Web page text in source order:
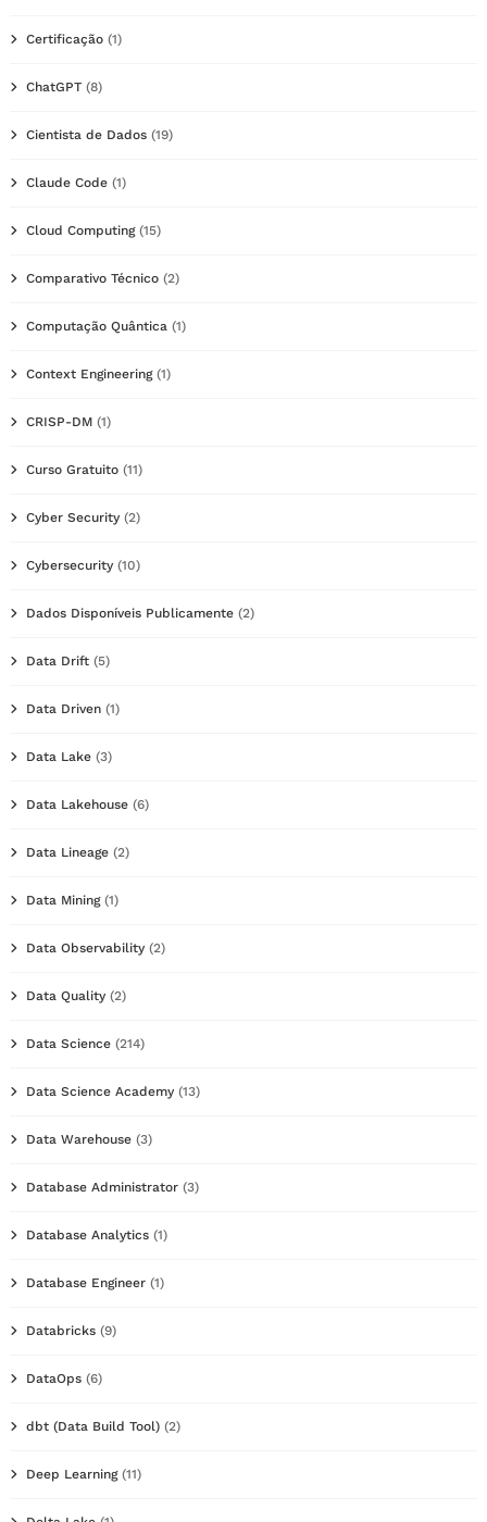
Certificação (1)
ChatGPT (8)
Cientista de Dados (19)
Claude Code (1)
Cloud Computing(15)
Comparativo Técnico (2)
Computação Quântica (1)
Context Engineering(1)
CRISP-DM (1)
Curso Gratuito (11)
Cyber Security (2)
Cybersecurity (10)
Dados Disponíveis Publicamente (2)
Data Drift (5)
Data Driven (1)
Data Lake (3)
Data Lakehouse (6)
Data Lineage (2)
Data Mining(1)
Data Observability (2)
Data Quality (2)
Data Science (214)
Data Science Academy (13)
Data Warehouse (3)
Database Administrator (3)
Database Analytics (1)
Database Engineer (1)
Databricks (9)
DataOps (6)
dbt (Data Build Tool) (2)
Deep Learning(11)